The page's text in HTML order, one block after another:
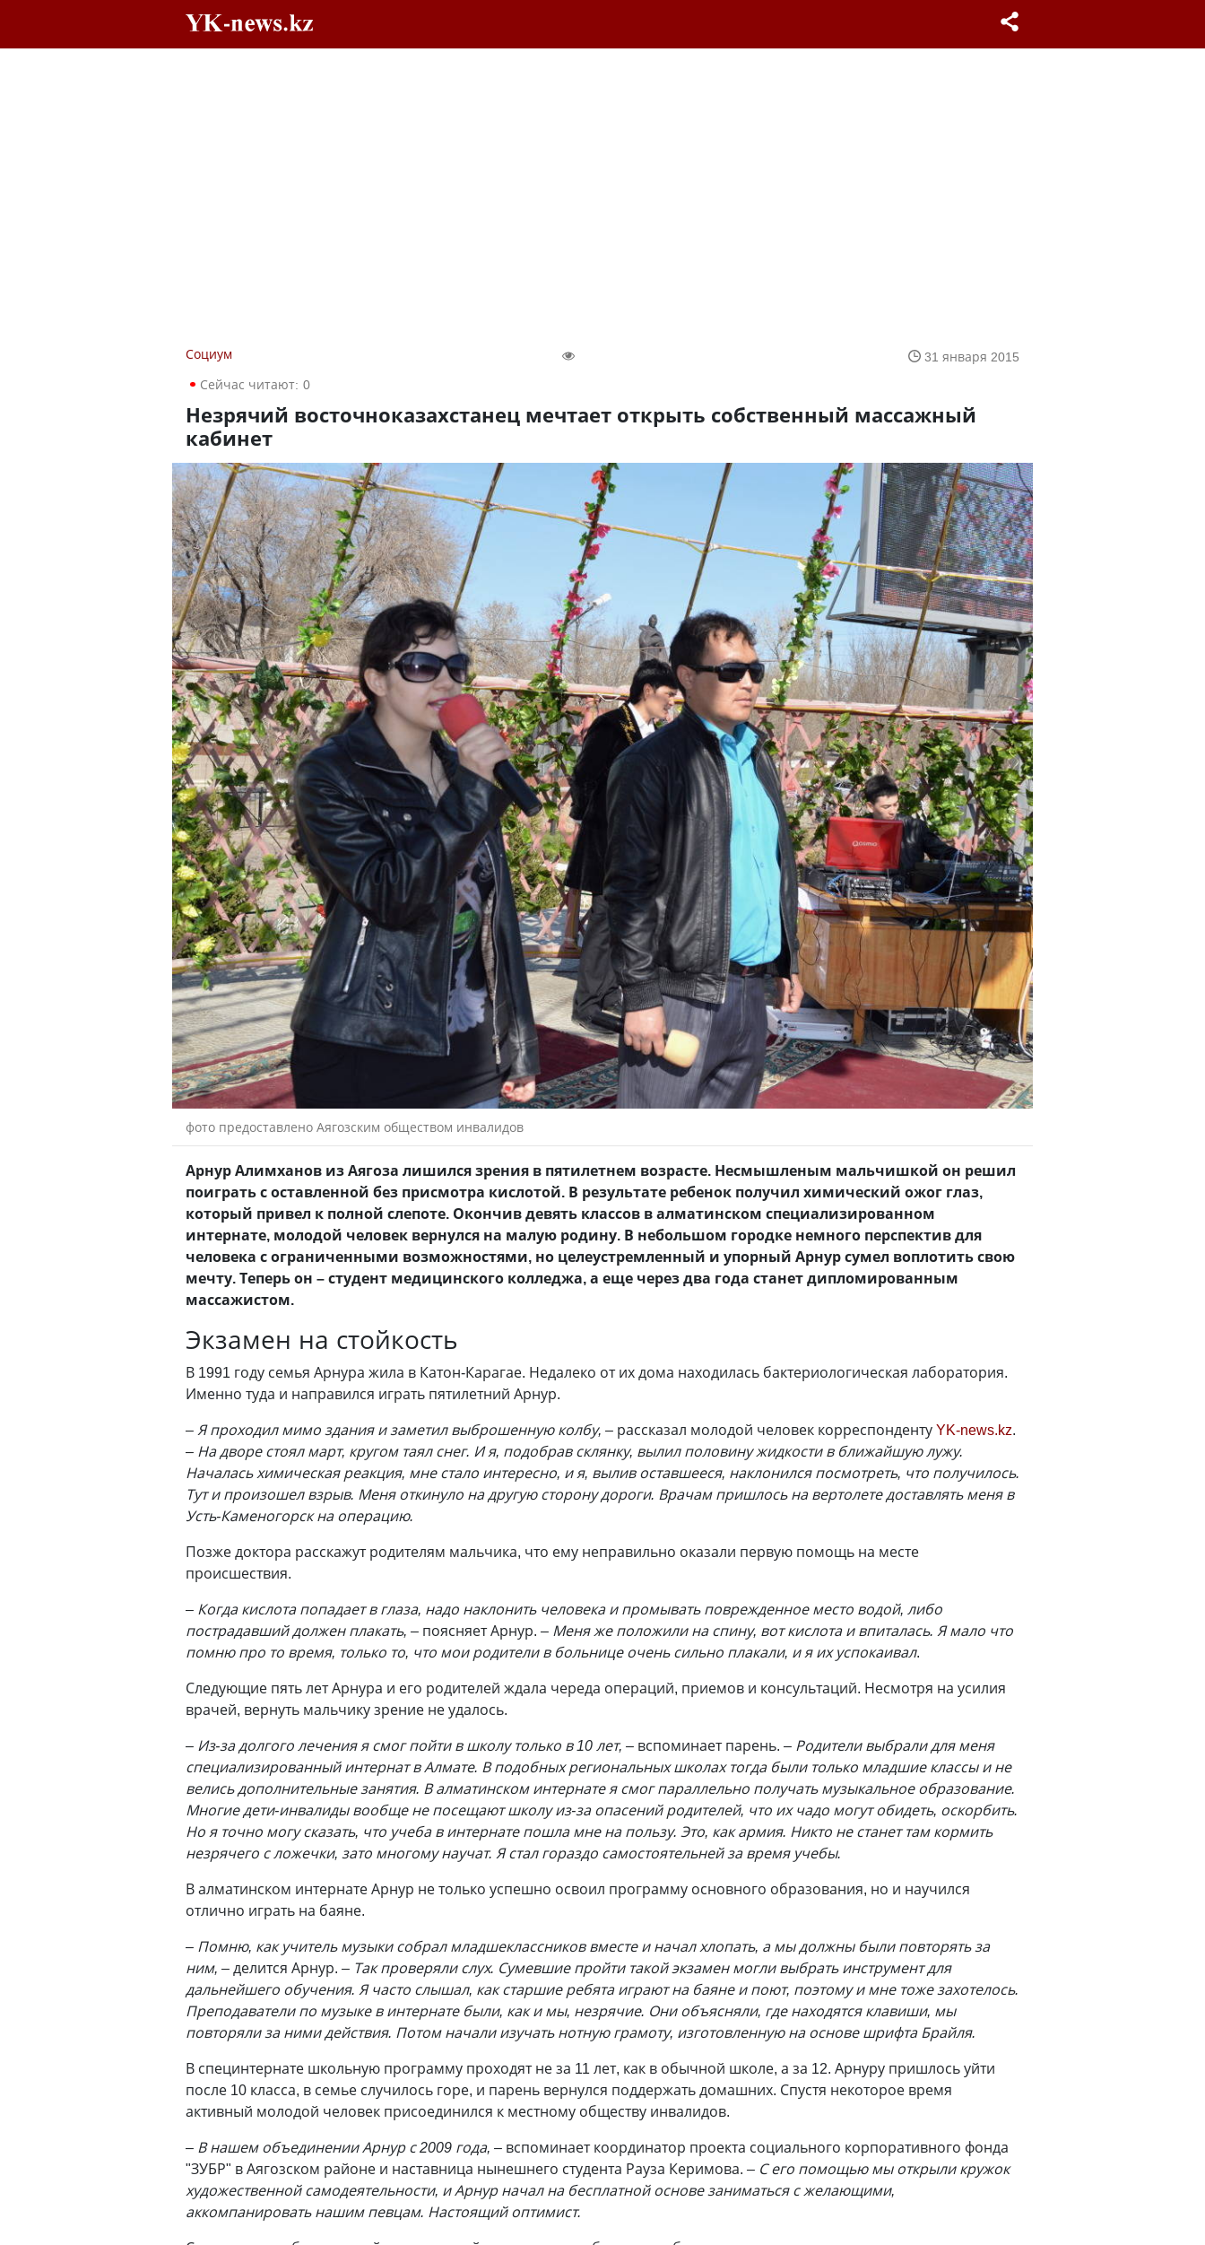
Социум
31 января 2015
Сейчас читают: 0
Незрячий восточноказахстанец мечтает открыть собственный массажный
кабинет
фото предоставлено Аягозским обществом инвалидов
Арнур Алимханов из Аягоза лишился зрения в пятилетнем возрасте. Несмышленым мальчишкой он решил
поиграть с оставленной без присмотра кислотой. В результате ребенок получил химический ожог глаз,
который привел к полной слепоте. Окончив девять классов в алматинском специализированном
интернате, молодой человек вернулся на малую родину. В небольшом городке немного перспектив для
человека с ограниченными возможностями, но целеустремленный и упорный Арнур сумел воплотить свою
мечту. Теперь он – студент медицинского колледжа, а еще через два года станет дипломированным
массажистом.
Экзамен на стойкость
В 1991 году семья Арнура жила в Катон-Карагае. Недалеко от их дома находилась бактериологическая лаборатория.
Именно туда и направился играть пятилетний Арнур.
– Я проходил мимо здания и заметил выброшенную колбу, – рассказал молодой человек корреспондентуYK-news.kz.
– На дворе стоял март, кругом таял снег. И я, подобрав склянку, вылил половину жидкости в ближайшую лужу.
Началась химическая реакция, мне стало интересно, и я, вылив оставшееся, наклонился посмотреть, что получилось.
Тут и произошел взрыв. Меня откинуло на другую сторону дороги. Врачам пришлось на вертолете доставлять меня в
Усть-Каменогорск на операцию.
Позже доктора расскажут родителям мальчика, что ему неправильно оказали первую помощь на месте
происшествия.
– Когда кислота попадает в глаза, надо наклонить человека и промывать поврежденное место водой, либо
пострадавший должен плакать, – поясняет Арнур. – Меня же положили на спину, вот кислота и впиталась. Я мало что
помню про то время, только то, что мои родители в больнице очень сильно плакали, и я их успокаивал.
Следующие пять лет Арнура и его родителей ждала череда операций, приемов и консультаций. Несмотря на усилия
врачей, вернуть мальчику зрение не удалось.
– Из-за долгого лечения я смог пойти в школу только в 10 лет, – вспоминает парень. – Родители выбрали для меня
специализированный интернат в Алмате. В подобных региональных школах тогда были только младшие классы и не
велись дополнительные занятия. В алматинском интернате я смог параллельно получать музыкальное образование.
Многие дети-инвалиды вообще не посещают школу из-за опасений родителей, что их чадо могут обидеть, оскорбить.
Но я точно могу сказать, что учеба в интернате пошла мне на пользу. Это, как армия. Никто не станет там кормить
незрячего с ложечки, зато многому научат. Я стал гораздо самостоятельней за время учебы.
В алматинском интернате Арнур не только успешно освоил программу основного образования, но и научился
отлично играть на баяне.
– Помню, как учитель музыки собрал младшеклассников вместе и начал хлопать, а мы должны были повторять за
ним, –делится Арнур. – Так проверяли слух. Сумевшие пройти такой экзамен могли выбрать инструмент для
дальнейшего обучения. Я часто слышал, как старшие ребята играют на баяне и поют, по­этому и мне тоже захотелось.
Преподаватели по музыке в интернате были, как и мы, незрячие. Они объясняли, где находятся клавиши, мы
повторяли за ними действия. Потом начали изучать нотную грамоту, изготовленную на основе шрифта Брайля.
В специнтернате школьную программу проходят не за 11 лет, как в обычной школе, а за 12. Арнуру пришлось уйти
после 10 класса, в семье случилось горе, и парень вернулся поддержать домашних. Спустя некоторое время
активный молодой человек присоединился к местному обществу инвалидов.
– В нашем объединении Арнур с 2009 года, – вспоминает координатор проекта социального корпоративного фонда
"ЗУБР" в Аягозском районе и наставница нынешнего студента Рауза Керимова. – С его помощью мы открыли кружок
художественной самодеятельности, и Арнур начал на бесплатной основе заниматься с желающими,
аккомпанировать нашим певцам. Настоящий оптимист.